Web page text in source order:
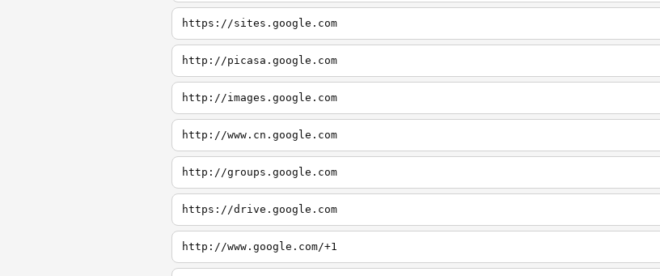
https://sites.google.com
http://picasa.google.com
http://images.google.com
http://www.cn.google.com
http://groups.google.com
https://drive.google.com
http://www.google.com/+1